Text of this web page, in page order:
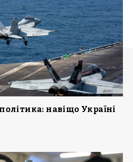
навіщо Україні